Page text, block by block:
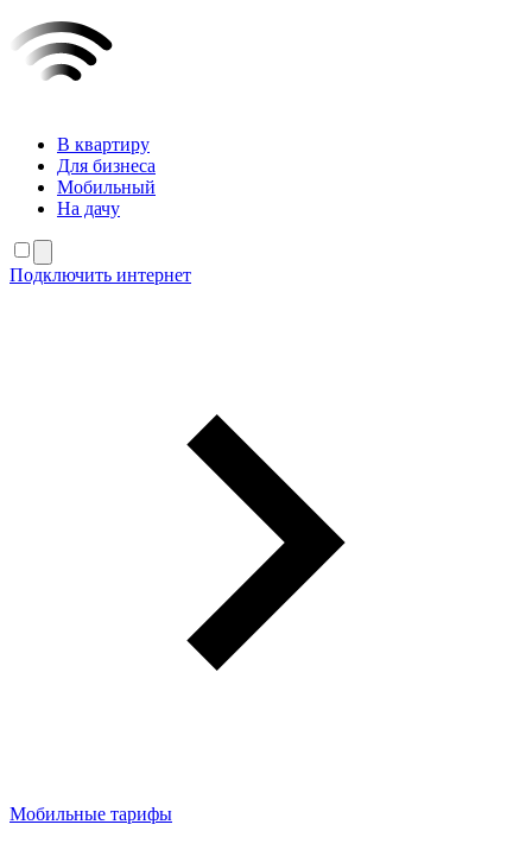
В квартиру
Для бизнеса
Мобильный
На дачу
Подключить интернет
Мобильные тарифы